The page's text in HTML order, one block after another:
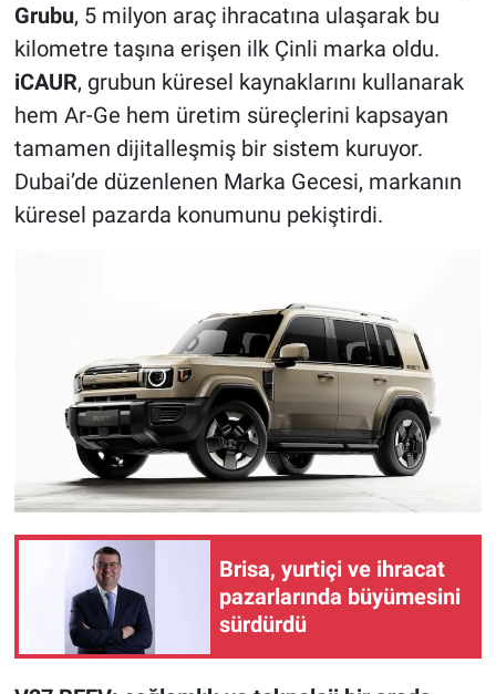
Grubu, 5 milyon araç ihracatına ulaşarak bu
kilometre taşına erişen ilk Çinli marka oldu.
iCAUR, grubun küresel kaynaklarını kullanarak
hem Ar-Ge hem üretim süreçlerini kapsayan
tamamen dijitalleşmiş bir sistem kuruyor.
Dubai’de düzenlenen Marka Gecesi, markanın
küresel pazarda konumunu pekiştirdi.
Brisa, yurtiçi ve ihracat
pazarlarında büyümesini
sürdürdü